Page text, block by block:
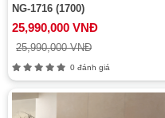
NG-1716 (1700)
25,990,000 VNĐ
25,990,000 VNĐ
0 đánh giá